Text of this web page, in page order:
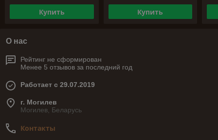
Купить Купить
О нас
Рейтинг не сформирован
Менее 5 отзывов за последний год
Работает с 29.07.2019
г. Могилев
Могилев, Беларусь
Контакты